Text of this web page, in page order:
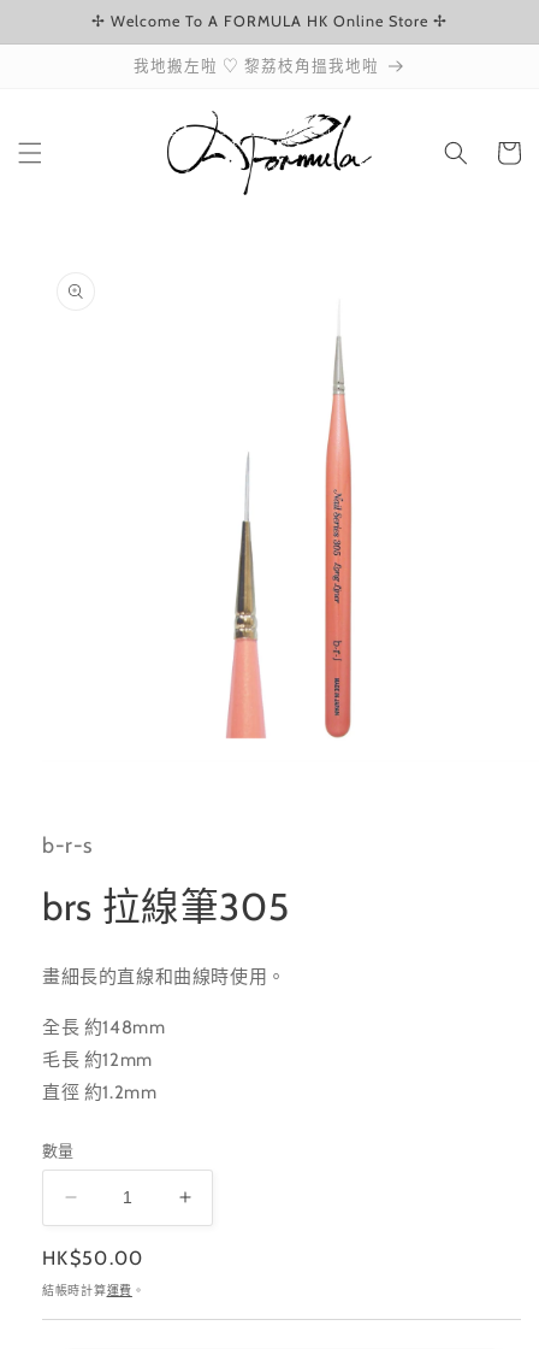
跳至內容✢ Welcome To A FORMULA HK Online Store ✢
我地搬左啦 ♡ 黎荔枝角搵我地啦
物
資訊
視
中
開
媒
檔
案
1
b-r-s
brs 拉線筆305
畫細長的直線和曲線時使用。
全長 約148mm
毛長 約12mm
直徑 約1.2mm
數量
線
筆
305
brs
305
定
價
HK$50.00
結帳時計算運費 。